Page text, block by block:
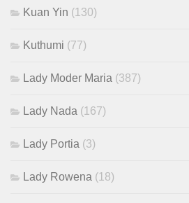
Kuan Yin (130)
Kuthumi (77)
Lady Moder Maria (387)
Lady Nada (167)
Lady Portia (3)
Lady Rowena (18)